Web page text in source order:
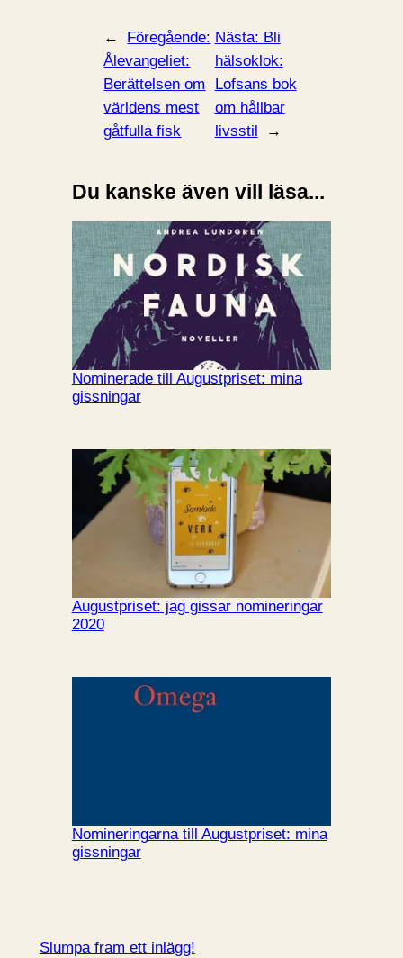
←
Föregående:
Ålevangeliet:
Berättelsen om
världens mest
gåtfulla fisk
Nästa: Bli
hälsoklok:
Lofsans bok
om hållbar
livsstil
→
Du kanske även vill läsa...
Nominerade till Augustpriset: mina
gissningar
Augustpriset: jag gissar nomineringar
2020
Nomineringarna till Augustpriset: mina
gissningar
Slumpa fram ett inlägg!